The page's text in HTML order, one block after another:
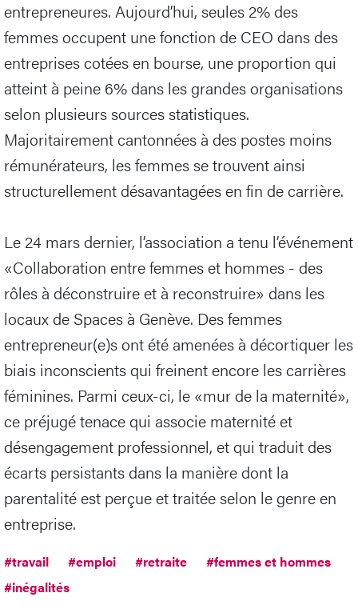
entrepreneures. Aujourd’hui, seules 2% des
femmes occupent une fonction de CEO dans des
entreprises cotées en bourse, une proportion qui
atteint à peine 6% dans les grandes organisations
selon plusieurs sources statistiques.
Majoritairement cantonnées à des postes moins
rémunérateurs, les femmes se trouvent ainsi
structurellement désavantagées en fin de carrière.
Le 24 mars dernier, l’association a tenu l’événement
«Collaboration entre femmes et hommes - des
rôles à déconstruire et à reconstruire» dans les
locaux de Spaces à Genève. Des femmes
entrepreneur(e)s ont été amenées à décortiquer les
biais inconscients qui freinent encore les carrières
féminines. Parmi ceux-ci, le «mur de la maternité»,
ce préjugé tenace qui associe maternité et
désengagement professionnel, et qui traduit des
écarts persistants dans la manière dont la
parentalité est perçue et traitée selon le genre en
entreprise.
#travail #emploi #retraite
#femmes et hommes
#inégalités